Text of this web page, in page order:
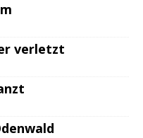
verletzt